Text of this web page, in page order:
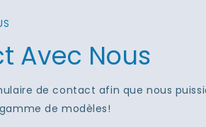
Avec Nous
de contact afin que nous
de modèles!